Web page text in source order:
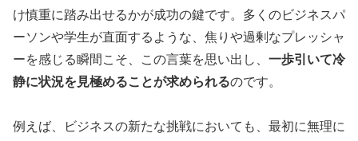
け慎重に踏み出せるかが成功の鍵です。多くのビジネスパ
ーソンや学生が直面するような、焦りや過剰なプレッシャ
ーを感じる瞬間こそ、この言葉を思い出し、 一歩引いて冷
静に状況を見極めることが求められるのです。
例えば、ビジネスの新たな挑戦においても、最初に無理に